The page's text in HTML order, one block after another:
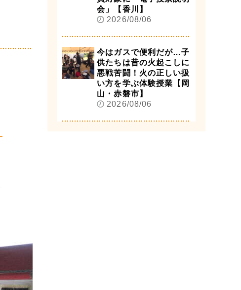
会」【香川】
2026/08/06
今はガスで便利だが…子
供たちは昔の火起こしに
悪戦苦闘！火の正しい扱
い方を学ぶ体験授業【岡
山・赤磐市】
2026/08/06